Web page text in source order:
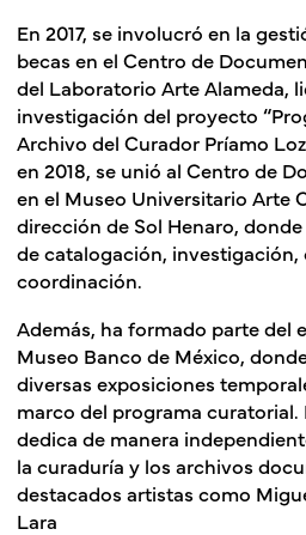
En 2017, se involucró en la
becas en el Centro de
del Laboratorio Arte Alameda,
investigación del proyecto
Archivo del Curador Príamo
en 2018, se unió al Centro de
en el Museo Universitario Arte
dirección de Sol Henaro,
de catalogación, investigación,
coordinación.
Además, ha formado parte del
Museo Banco de México,
diversas exposiciones
marco del programa curatorial.
dedica de manera
la curaduría y los archivos
destacados artistas como
Lara